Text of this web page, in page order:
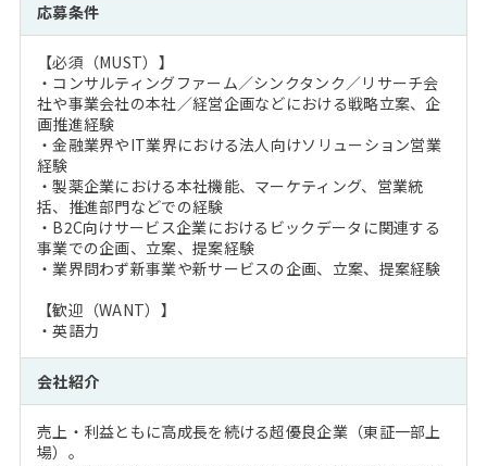
応募条件
【必須（MUST）】
・コンサルティングファーム／シンクタンク／リサーチ会
社や事業会社の本社／経営企画などにおける戦略立案、企
画推進経験
・金融業界やIT業界における法人向けソリューション営業
経験
・製薬企業における本社機能、マーケティング、営業統
括、推進部門などでの経験
・B2C向けサービス企業におけるビックデータに関連する
事業での企画、立案、提案経験
・業界問わず新事業や新サービスの企画、立案、提案経験
【歓迎（WANT）】
・英語力
会社紹介
売上・利益ともに高成長を続ける超優良企業（東証一部上
場）。